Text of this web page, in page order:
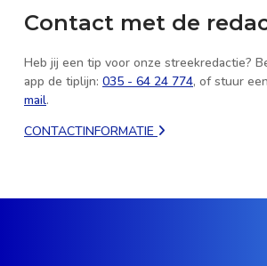
Contact met de
Heb jij een tip voor onze streekredactie?
app de tiplijn: 035 - 64 24 774, of stuur een
mail.
CONTACTINFORMATIE